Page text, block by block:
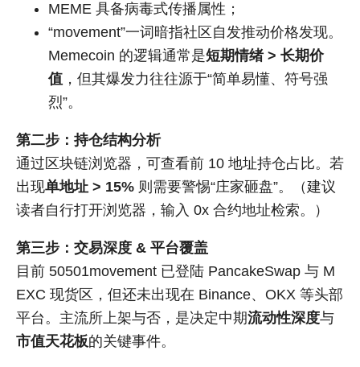
MEME 具备病毒式传播属性；
“movement”一词暗指社区自发推动价格发现。
Memecoin 的逻辑通常是短期情绪 > 长期价
值 ，但其爆发力往往源于“简单易懂、符号强
烈”。
第二步：持仓结构分析
通过区块链浏览器，可查看前 10 地址持仓占比。若
出现单地址 > 15% 则需要警惕“庄家砸盘”。（建议
读者自行打开浏览器，输入 0x 合约地址检索。）
第三步：交易深度 & 平台覆盖
目前 50501movement 已登陆 PancakeSwap 与 M
EXC 现货区，但还未出现在 Binance、OKX 等头部
平台。主流所上架与否，是决定中期流动性深度与
市值天花板的关键事件。